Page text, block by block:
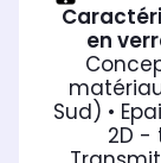
en
Sud) •
2D -